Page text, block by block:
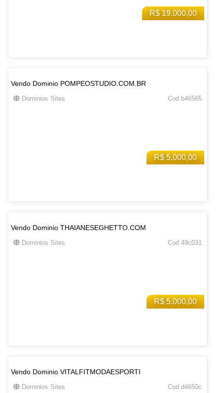
R$ 19.000,00
R$ 5.000,00
Vendo Dominio POMPEOSTUDIO.COM.BR
Dominios Sites Cod b46565
R$ 5.000,00
Vendo Dominio THAIANESEGHETTO.COM
Dominios Sites Cod 49c031
Vendo Dominio VITALFITMODAESPORTI
Dominios Sites Cod d4650c